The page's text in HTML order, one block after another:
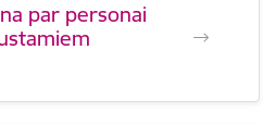
par personai